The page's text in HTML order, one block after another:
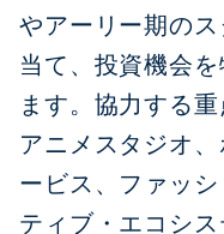
やアーリー期の
当て、投資機会
ます。協力する
アニメスタジオ
ービス、ファッ
ティブ・エコシ